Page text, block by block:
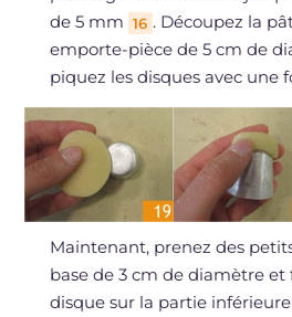
de 5 mm 16 . Découpez la
emporte-pièce de 5 cm de
piquez les disques avec une
Maintenant, prenez des
base de 3 cm de diamètre et
disque sur la partie inférieure